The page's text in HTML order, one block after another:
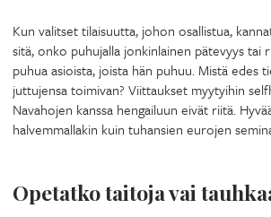
Kun valitset tilaisuutta, johon osallistua,
sitä, onko puhujalla jonkinlainen pätevyys tai
puhua asioista, joista hän puhuu. Mistä edes
juttujensa toimivan? Viittaukset myytyihin
Navahojen kanssa hengailuun eivät riitä.
halvemmallakin kuin tuhansien eurojen
Opetatko taitoja vai